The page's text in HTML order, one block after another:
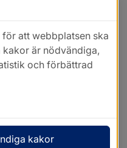
att webbplatsen ska
kakor är nödvändiga,
och förbättrad
kakor